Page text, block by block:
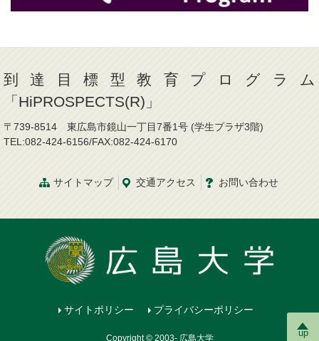
up
到達目標型教育プログラム
「HiPROSPECTS(R)」
〒739-8514 東広島市鏡山一丁目7番1号 (学生プラザ3階)
TEL:082-424-6156/FAX:082-424-6170
サイトマップ 交通アクセス お問い合わせ
サイトポリシー プライバシーポリシー
Copyright © 2003- 広島大学